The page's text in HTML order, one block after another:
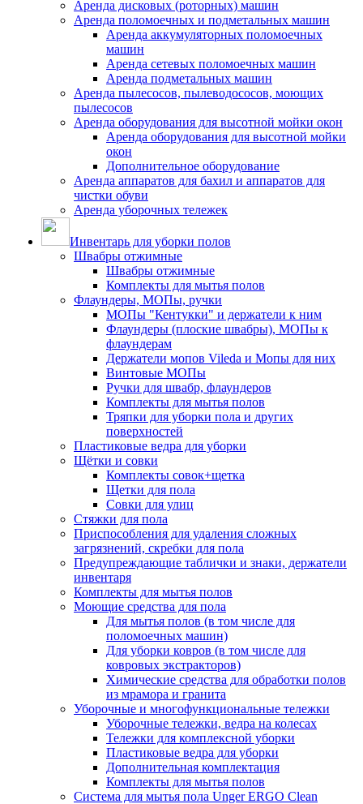
Аренда дисковых (роторных) машин
Аренда поломоечных и подметальных машин
Аренда аккумуляторных поломоечных
машин
Аренда сетевых поломоечных машин
Аренда подметальных машин
Аренда пылесосов, пылеводососов, моющих
пылесосов
Аренда оборудования для высотной мойки окон
Аренда оборудования для высотной мойки
окон
Дополнительное оборудование
Аренда аппаратов для бахил и аппаратов для
чистки обуви
Аренда уборочных тележек
Инвентарь для уборки полов
Швабры отжимные
Швабры отжимные
Комплекты для мытья полов
Флаундеры, МОПы, ручки
МОПы "Кентукки" и держатели к ним
Флаундеры (плоские швабры), МОПы к
флаундерам
Держатели мопов Vileda и Мопы для них
Винтовые МОПы
Ручки для швабр, флаундеров
Комплекты для мытья полов
Тряпки для уборки пола и других
поверхностей
Пластиковые ведра для уборки
Щётки и совки
Комплекты совок+щетка
Щетки для пола
Совки для улиц
Стяжки для пола
Приспособления для удаления сложных
загрязнений, скребки для пола
Предупреждающие таблички и знаки, держатели
инвентаря
Комплекты для мытья полов
Моющие средства для пола
Для мытья полов (в том числе для
поломоечных машин)
Для уборки ковров (в том числе для
ковровых экстракторов)
Химические средства для обработки полов
из мрамора и гранита
Уборочные и многофункциональные тележки
Уборочные тележки, ведра на колесах
Тележки для комплексной уборки
Пластиковые ведра для уборки
Дополнительная комплектация
Комплекты для мытья полов
Система для мытья пола Unger ERGO Clean